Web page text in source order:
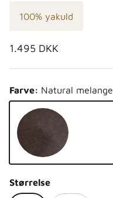
100% yakuld
Normalpris
1.495 DKK
Farve: Natural melange
Natural melange
Størrelse